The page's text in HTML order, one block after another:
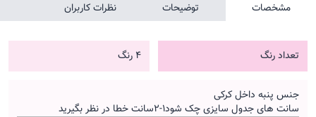
مشخصات توضیحات نظرات کاربران
تعداد رنگ 4 رنگ
جنس پنبه داخل کرکی
سانت های جدول سایزی چک شود۱-۲سانت خطا در نظر بگیرید